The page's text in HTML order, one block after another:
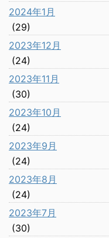
2024年1月
(29)
2023年12月
(24)
2023年11月
(30)
2023年10月
(24)
2023年9月
(24)
2023年8月
(24)
2023年7月
(30)